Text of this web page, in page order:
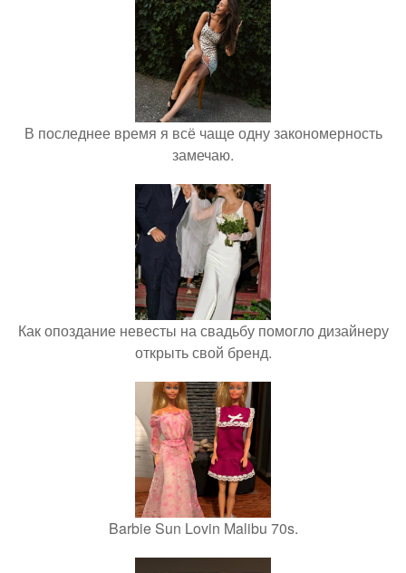
В последнее время я всё чаще одну закономерность
замечаю.
Как опоздание невесты на свадьбу помогло дизайнеру
открыть свой бренд.
Barbie Sun Lovin Malibu 70s.